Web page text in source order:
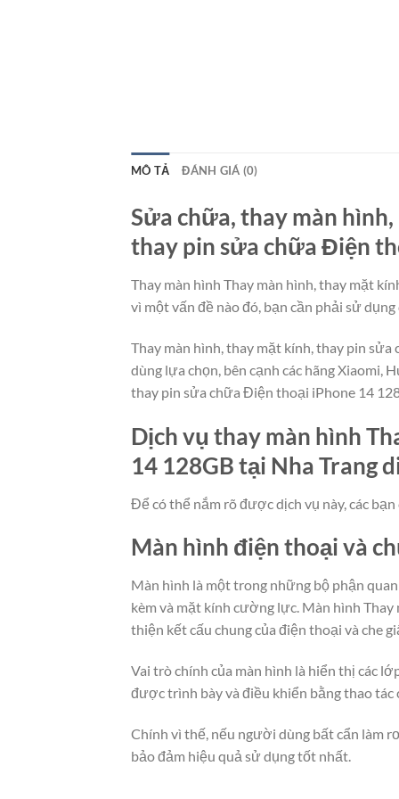
MÔ TẢ ĐÁNH GIÁ (0)
Sửa chữa, thay màn
thay pin sửa chữa Điện
Thay màn hình Thay màn hình, thay mặt
vì một vấn đề nào đó, bạn cần phải sử
Thay màn hình, thay mặt kính, thay pin
dùng lựa chọn, bên cạnh các hãng Xiaomi,
thay pin sửa chữa Điện thoại iPhone 14
Dịch vụ thay màn hình
14 128GB tại Nha Trang
Để có thể nắm rõ được dịch vụ này, các
Màn hình điện thoại và
Màn hình là một trong những bộ phận
kèm và mặt kính cường lực. Màn hình
thiện kết cấu chung của điện thoại và che
Vai trò chính của màn hình là hiển thị các
được trình bày và điều khiển bằng thao tác
Chính vì thế, nếu người dùng bất cẩn làm
bảo đảm hiệu quả sử dụng tốt nhất.